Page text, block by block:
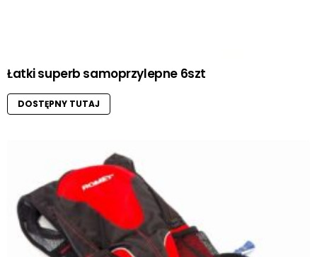
Łatki superb samoprzylepne 6szt
DOSTĘPNY TUTAJ